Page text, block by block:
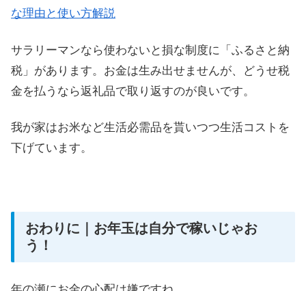
な理由と使い方解説
サラリーマンなら使わないと損な制度に「ふるさと納
税」があります。お金は生み出せませんが、どうせ税
金を払うなら返礼品で取り返すのが良いです。
我が家はお米など生活必需品を貰いつつ生活コストを
下げています。
おわりに｜お年玉は自分で稼いじゃお
う！